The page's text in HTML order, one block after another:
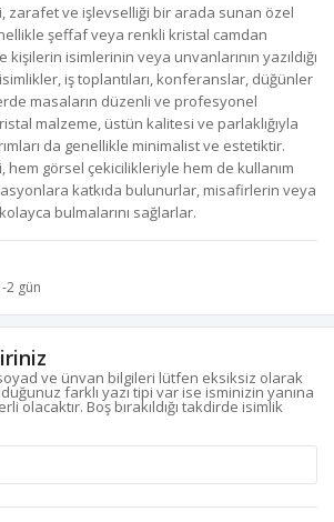
zarafet ve işlevselliği bir arada sunan özel
şeffaf veya renkli kristal camdan
isimlerinin veya unvanlarının yazıldığı
iş toplantıları, konferanslar, düğünler
masaların düzenli ve profesyonel
malzeme, üstün kalitesi ve parlaklığıyla
da genellikle minimalist ve estetiktir.
hem görsel çekicilikleriyle hem de kullanım
katkıda bulunurlar, misafirlerin veya
bulmalarını sağlarlar.
2 gün
ve ünvan bilgileri lütfen eksiksiz olarak
farklı yazı tipi var ise isminizin yanına
olacaktır. Boş bırakıldığı takdirde isimlik